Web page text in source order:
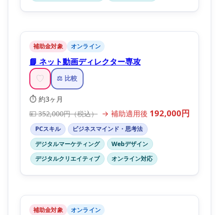
補助金対象 オンライン
📘 ネット動画ディレクター専攻
♡ ⚖️ 比較
⏱️ 約3ヶ月
💴 352,000円（税込） → 補助適用後 192,000円
PCスキル
ビジネスマインド・思考法
デジタルマーケティング
Webデザイン
デジタルクリエイティブ
オンライン対応
補助金対象 オンライン